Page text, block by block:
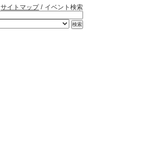
サイトマップ/ イベント検索